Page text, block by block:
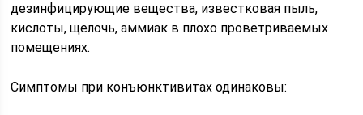
дезинфицирующие вещества, известковая пыль,
кислоты, щелочь, аммиак в плохо проветриваемых
помещениях.
Симптомы при конъюнктивитах одинаковы: